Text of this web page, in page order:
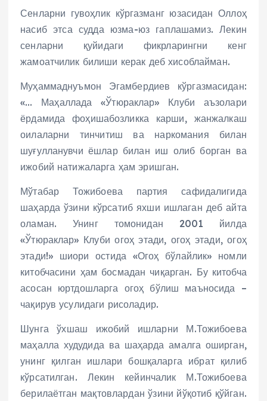
Сенларни гувоҳлик кўргазманг юзасидан Оллоҳ
насиб этса судда юзма-юз гаплашамиз. Лекин
сенларни қуйидаги фикрларингни кенг
жамоатчилик билиши керак деб хисоблайман.
Муҳаммаднуъмон Эгамбердиев кўргазмасидан:
«… Маҳаллада «Ўтюраклар» Клуби аъзолари
ёрдамида фоҳишабозликка карши, жанжалкаш
оилаларни тинчитиш ва наркомания билан
шуғулланувчи ёшлар билан иш олиб борган ва
ижобий натижаларга ҳам эришган.
Мўтабар Тожибоева партия сафидалигида
шаҳарда ўзини кўрсатиб яхши ишлаган деб айта
оламан. Унинг томонидан 2001 йилда
«Ўтюраклар» Клуби огоҳ этади, огоҳ этади, огоҳ
этади!» шиори остида «Огоҳ бўлайлик» номли
китобчасини ҳам босмадан чиқарган. Бу китобча
асосан юртдошларга огоҳ бўлиш маъносида –
чақирув усулидаги рисоладир.
Шунга ўхшаш ижобий ишларни М.Тожибоева
маҳалла худудида ва шаҳарда амалга оширган,
унинг қилган ишлари бошқаларга ибрат қилиб
кўрсатилган. Лекин кейинчалик М.Тожибоева
берилаётган мақтовлардан ўзини йўқотиб қўйган.